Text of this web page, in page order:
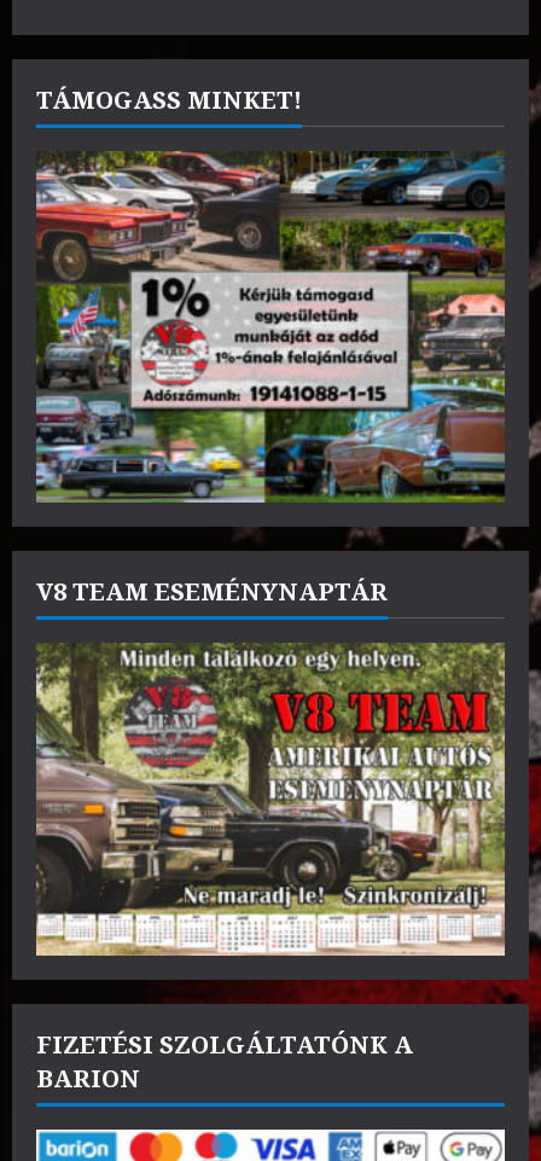
TÁMOGASS MINKET!
V8 TEAM ESEMÉNYNAPTÁR
FIZETÉSI SZOLGÁLTATÓNK A
BARION